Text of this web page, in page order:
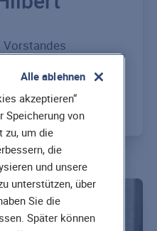
Vorstandes
akzeptieren“
Speicherung von
zu, um die
die
und unsere
unterstützen, über
Sie die
Später können
Alle ablehnen